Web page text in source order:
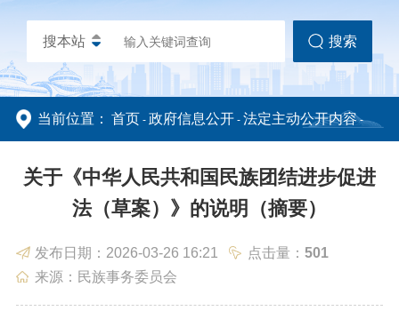
搜本站 搜索
政务动态 政务公开
政务服务 政民互动
当前位置： 首页 - 政府信息公开- 法定主动公开内容-
政策解读
关于《中华人民共和国民族团结进步促进
法（草案）》的说明（摘要）
发布日期：2026-03-26 16:21 点击量： 501
来源：民族事务委员会